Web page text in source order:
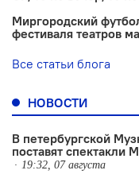
Миргородский
фестиваля театров
Все статьи блога
НОВОСТИ
В петербургской
поставят спектакли
19:32, 07 августа